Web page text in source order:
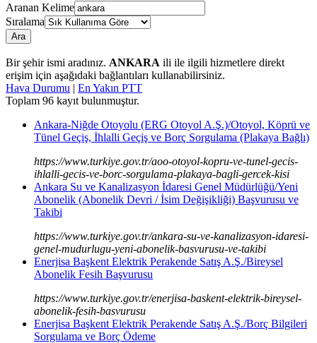
Aranan Kelime
Sıralama
Ara
Bir şehir ismi aradınız. ANKARA ili ile ilgili hizmetlere direkt
erişim için aşağıdaki bağlantıları kullanabilirsiniz.
Hava Durumu | En Yakın PTT
Toplam 96 kayıt bulunmuştur.
Ankara-Niğde Otoyolu (ERG Otoyol A.Ş.)/Otoyol, Köprü ve
Tünel Geçiş, İhlalli Geçiş ve Borç Sorgulama (Plakaya Bağlı)
https://www.turkiye.gov.tr/aoo-otoyol-kopru-ve-tunel-gecis-
ihlalli-gecis-ve-borc-sorgulama-plakaya-bagli-gercek-kisi
Ankara Su ve Kanalizasyon İdaresi Genel Müdürlüğü/Yeni
Abonelik (Abonelik Devri / İsim Değişikliği) Başvurusu ve
Takibi
https://www.turkiye.gov.tr/ankara-su-ve-kanalizasyon-idaresi-
genel-mudurlugu-yeni-abonelik-basvurusu-ve-takibi
Enerjisa Başkent Elektrik Perakende Satış A.Ş./Bireysel
Abonelik Fesih Başvurusu
https://www.turkiye.gov.tr/enerjisa-baskent-elektrik-bireysel-
abonelik-fesih-basvurusu
Enerjisa Başkent Elektrik Perakende Satış A.Ş./Borç Bilgileri
Sorgulama ve Borç Ödeme